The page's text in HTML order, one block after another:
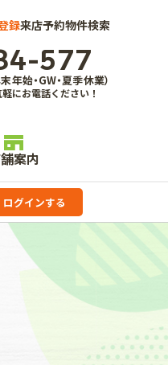
録来店予約物件検索
577
年始・GW・夏季休業）
にお電話ください！
案内